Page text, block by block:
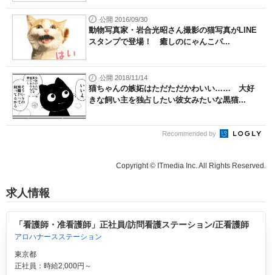
公開 2016/09/30
動物写真家・岩合光昭さん撮影の猫写真がLINE
スタンプで登場！ 癒しのにゃんこパ...
公開 2018/11/14
猫ちゃんの嫉妬はただただかわいい…… 大好
きな飼い主を独占したい彼女みたいな黒猫...
Recommended by
Copyright © ITmedia Inc. All Rights Reserved.
求人情報
「看護師・准看護師」正社員/訪問看護ステーション/正看護師
アロハナースステーション
東京都
正社員：時給2,000円～